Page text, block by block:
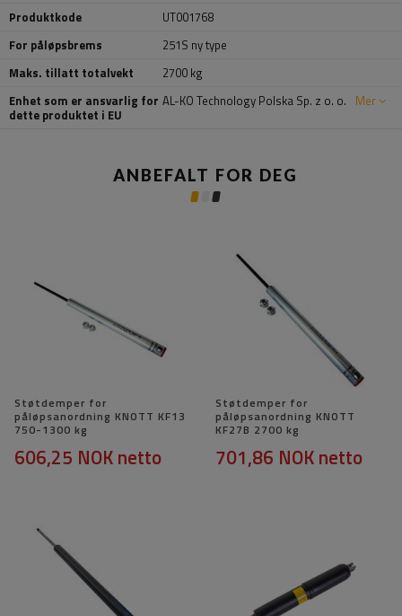
Produktkode
UT001768
For påløpsbrems
251S ny type
Maks. tillatt totalvekt
2700 kg
Enhet som er ansvarlig for
dette produktet i EU
AL-KO Technology Polska Sp. z o. o. Mer
ANBEFALT FOR DEG
Støtdemper for
påløpsanordning KNOTT KF13
750-1300 kg
606,25 NOKnetto
Støtdemper for
påløpsanordning KNOTT
KF27B 2700 kg
701,86 NOKnetto